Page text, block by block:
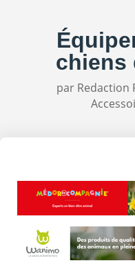
chiens
par Redaction